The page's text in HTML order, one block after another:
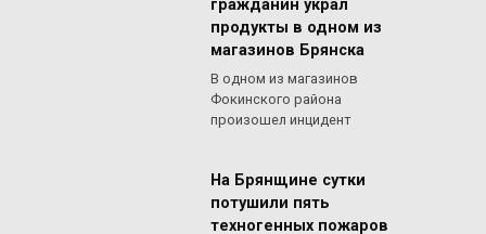
гражданин украл
продукты в одном из
магазинов Брянска
В одном из магазинов
Фокинского района
произошел инцидент
На Брянщине сутки
потушили пять
техногенных пожаров